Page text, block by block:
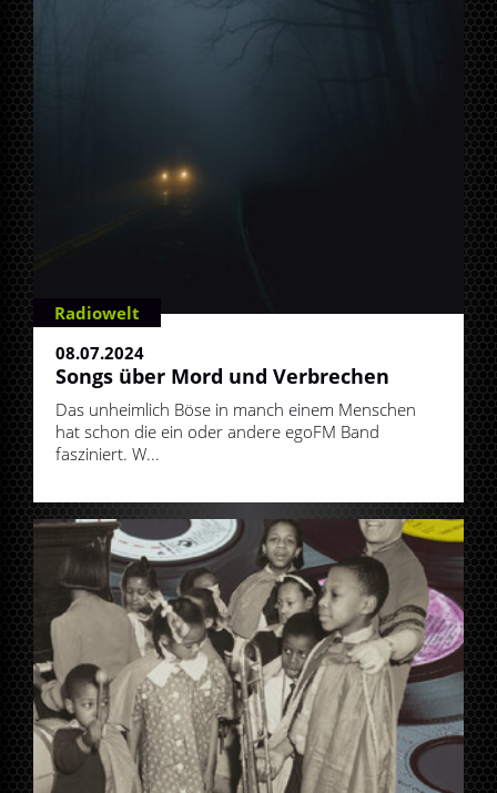
Radiowelt
08.07.2024
Songs über Mord und Verbrechen
Das unheimlich Böse in manch einem Menschen
hat schon die ein oder andere egoFM Band
fasziniert. W...